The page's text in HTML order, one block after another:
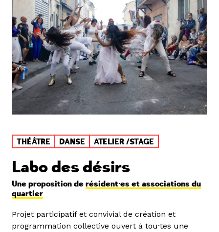
THÉÂTRE DANSE ATELIER /STAGE
Labo des désirs
Une proposition de résident·es et associations du
quartier
Projet participatif et convivial de création et
programmation collective ouvert à tou·tes une